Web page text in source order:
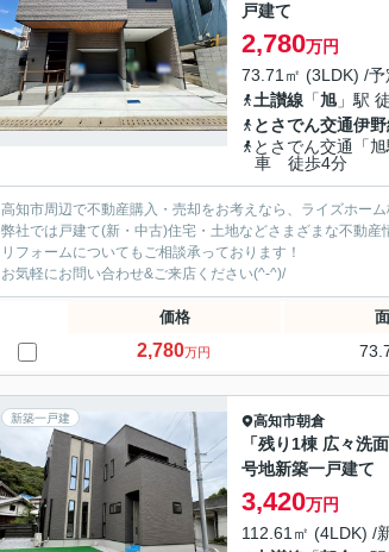
戸建て
2,780万円
73.71㎡ (3LDK) /予
土讃線 「旭 」駅
とさでん交通伊
とさでん交通「
車 徒歩4分
高知市周辺で不動産購入・売却をお考えなら、ライズホー
弊社では戸建て(新・中古)住宅・土地などさまざまな不動産
リフォームについてもご相談承っております！
お気軽にお問い合わせ&ご来店ください‍(^-^)/
価格
2,780万円
新築一戸建 高知市朝倉
「残り1棟 広々洗
号地新築一戸建て
3,420万円
112.61㎡ (4LDK) /